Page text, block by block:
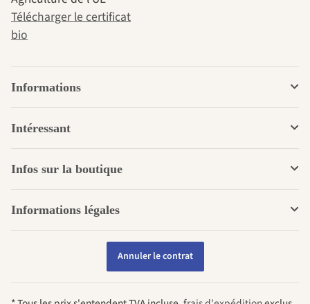
Télécharger le certificat
bio
Informations
Intéressant
Infos sur la boutique
Informations légales
Annuler le contrat